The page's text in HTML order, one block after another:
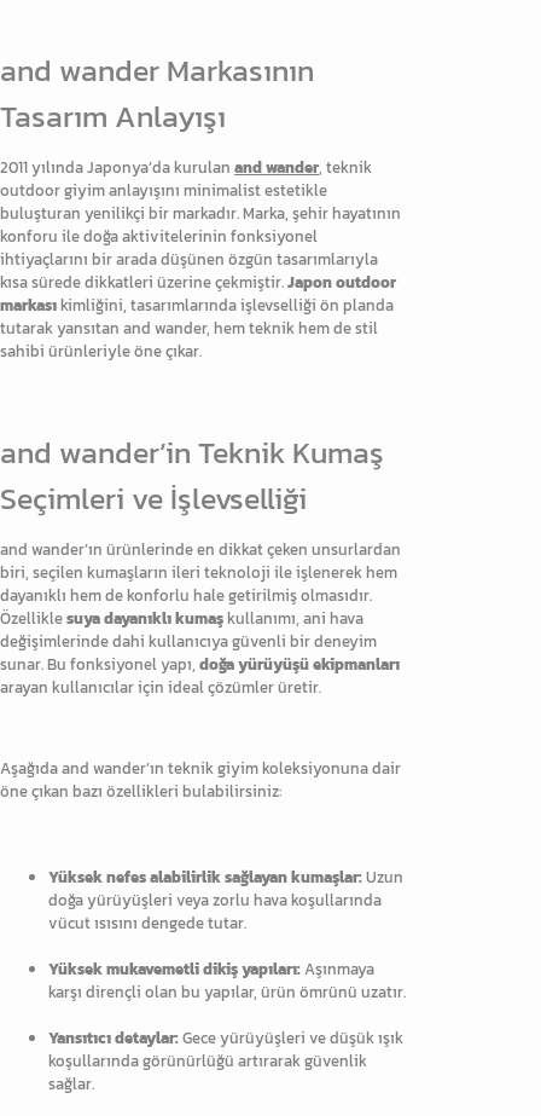
and wander Markasının
Tasarım Anlayışı
2011 yılında Japonya’da kurulan and wander, teknik
outdoor giyim anlayışını minimalist estetikle
buluşturan yenilikçi bir markadır. Marka, şehir hayatının
konforu ile doğa aktivitelerinin fonksiyonel
ihtiyaçlarını bir arada düşünen özgün tasarımlarıyla
kısa sürede dikkatleri üzerine çekmiştir.Japon outdoor
markasıkimliğini, tasarımlarında işlevselliği ön planda
tutarak yansıtan and wander, hem teknik hem de stil
sahibi ürünleriyle öne çıkar.
and wander’in Teknik Kumaş
Seçimleri ve İşlevselliği
and wander’ın ürünlerinde en dikkat çeken unsurlardan
biri, seçilen kumaşların ileri teknoloji ile işlenerek hem
dayanıklı hem de konforlu hale getirilmiş olmasıdır.
Özelliklesuya dayanıklı kumaşkullanımı, ani hava
değişimlerinde dahi kullanıcıya güvenli bir deneyim
sunar. Bu fonksiyonel yapı, doğa yürüyüşü ekipmanları
arayan kullanıcılar için ideal çözümler üretir.
Aşağıda and wander’ın teknik giyim koleksiyonuna dair
öne çıkan bazı özellikleri bulabilirsiniz:
Yüksek nefes alabilirlik sağlayan kumaşlar:Uzun
doğa yürüyüşleri veya zorlu hava koşullarında
vücut ısısını dengede tutar.
Yüksek mukavemetli dikiş yapıları:Aşınmaya
karşı dirençli olan bu yapılar, ürün ömrünü uzatır.
Yansıtıcı detaylar:Gece yürüyüşleri ve düşük ışık
koşullarında görünürlüğü artırarak güvenlik
sağlar.